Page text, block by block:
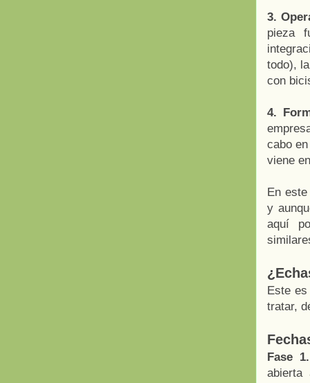
3.
pieza
todo),
con
4.
cabo
viene
En
y
aquí
Este
tratar,
Fase
abierta